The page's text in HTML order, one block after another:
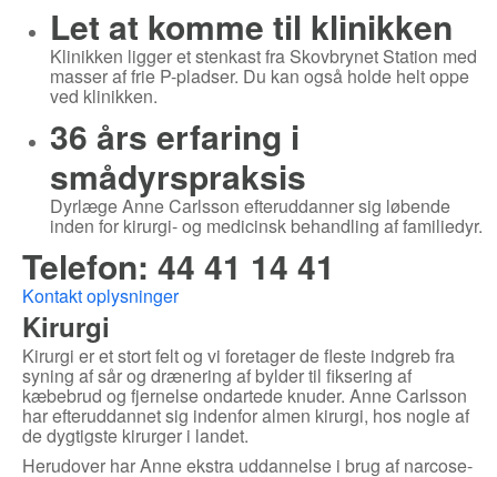
Let at komme til klinikken
Klinikken ligger et stenkast fra Skovbrynet Station med
masser af frie P-pladser. Du kan også holde helt oppe
ved klinikken.
36 års erfaring i
smådyrspraksis
Dyrlæge Anne Carlsson efteruddanner sig løbende
inden for kirurgi- og medicinsk behandling af familiedyr.
Telefon: 44 41 14 41
Kontakt oplysninger
Kirurgi
Kirurgi er et stort felt og vi foretager de fleste indgreb fra
syning af sår og drænering af bylder til fiksering af
kæbebrud og fjernelse ondartede knuder. Anne Carlsson
har efteruddannet sig indenfor almen kirurgi, hos nogle af
de dygtigste kirurger i landet.
Herudover har Anne ekstra uddannelse i brug af narcose-